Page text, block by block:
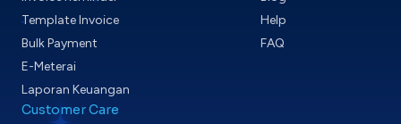
Template Invoice
Bulk Payment
E-Meterai
Laporan Keuangan
Help
FAQ
Customer Care